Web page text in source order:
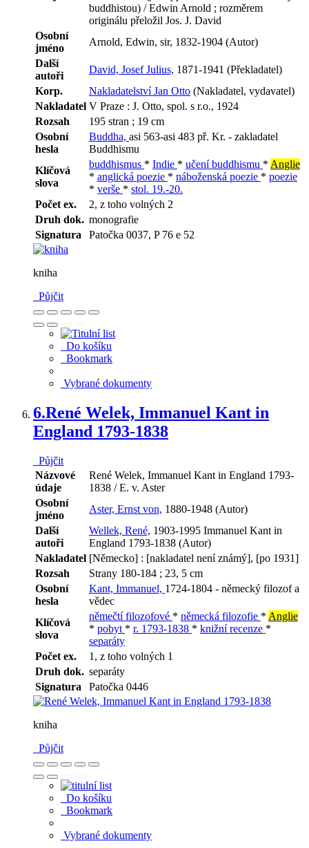
buddhistou) / Edwin Arnold ; rozměrem
originálu přeložil Jos. J. David
Osobní
jméno
Arnold, Edwin, sir, 1832-1904 (Autor)
Další
autoři
David, Josef Julius, 1871-1941 (Překladatel)
Korp.
Nakladatelství Jan Otto (Nakladatel, vydavatel)
Nakladatel V Praze : J. Otto, spol. s r.o., 1924
Rozsah
195 stran ; 19 cm
Osobní
hesla
Buddha, asi 563-asi 483 př. Kr. - zakladatel
Buddhismu
Klíčová
slova
buddhismus * Indie * učení buddhismu * Anglie
* anglická poezie * náboženská poezie * poezie
* verše * stol. 19.-20.
Počet ex.
2, z toho volných 2
Druh dok. monografie
Signatura
Patočka 0037, P 76 e 52
kniha
Půjčit
Do košíku
Bookmark
Vybrané dokumenty
6.René Welek, Immanuel Kant in
England 1793-1838
Půjčit
Názvové
údaje
René Welek, Immanuel Kant in England 1793-
1838 / E. v. Aster
Osobní
jméno
Aster, Ernst von, 1880-1948 (Autor)
Další
autoři
Wellek, René, 1903-1995 Immanuel Kant in
England 1793-1838 (Autor)
Nakladatel [Německo] : [nakladatel není známý], [po 1931]
Rozsah
Strany 180-184 ; 23, 5 cm
Osobní
hesla
Kant, Immanuel, 1724-1804 - německý filozof a
vědec
Klíčová
slova
němečtí filozofové * německá filozofie * Anglie
* pobyt * r. 1793-1838 * knižní recenze *
separáty
Počet ex.
1, z toho volných 1
Druh dok. separáty
Signatura
Patočka 0446
kniha
Půjčit
Do košíku
Bookmark
Vybrané dokumenty